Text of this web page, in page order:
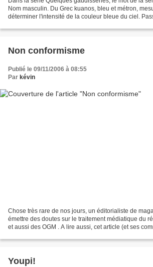
Nom masculin. Du Grec kuanos, bleu et métron,
déterminer l'intensité de la couleur bleue du ciel.
Non conformisme
Publié le 09/11/2006 à 08:55
Par kévin
Chose très rare de nos jours, un éditorialiste de
émettre des doutes sur le traitement médiatique du
et aussi des OGM . A lire aussi, cet article (et ses
Youpi!